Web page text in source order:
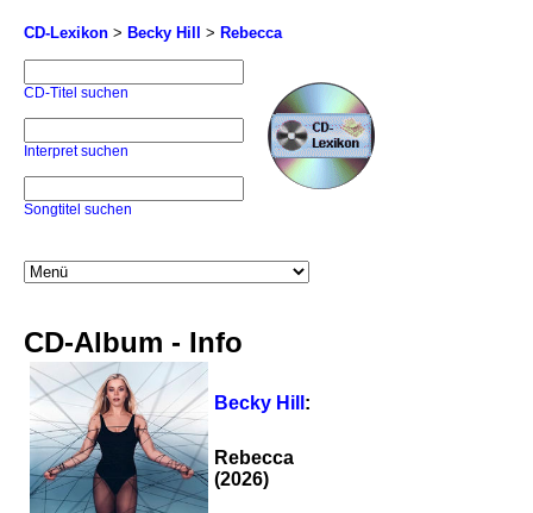
CD-Lexikon > Becky Hill > Rebecca
CD-Titel suchen
Interpret suchen
Songtitel suchen
CD-Album - Info
Becky Hill :
Rebecca
(2026)